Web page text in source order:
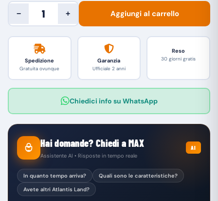
− + Aggiungi al carrello
Spedizione
Gratuita ovunque
Garanzia
Ufficiale 2 anni
Reso
30 giorni gratis
Chiedici info su WhatsApp
Hai domande? Chiedi a MAX
Assistente AI • Risposte in tempo reale
AI
In quanto tempo arriva?
Quali sono le caratteristiche?
Avete altri Atlantis Land?